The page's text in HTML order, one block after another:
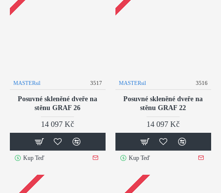
MASTERsil 3517
Posuvné skleněné dveře na
stěnu GRAF 26
14 097 Kč
Kup Teď
MASTERsil 3516
Posuvné skleněné dveře na
stěnu GRAF 22
14 097 Kč
Kup Teď